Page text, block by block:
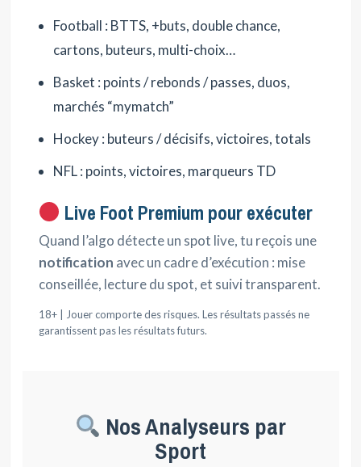
Football : BTTS, +buts, double chance,
cartons, buteurs, multi-choix…
Basket : points / rebonds / passes, duos,
marchés “mymatch”
Hockey : buteurs / décisifs, victoires, totals
NFL : points, victoires, marqueurs TD
Live Foot Premium pour exécuter
Quand l’algo détecte un spot live, tu reçois une
notification avec un cadre d’exécution : mise
conseillée, lecture du spot, et suivi transparent.
18+ | Jouer comporte des risques. Les résultats passés ne
garantissent pas les résultats futurs.
Nos Analyseurs par
Sport